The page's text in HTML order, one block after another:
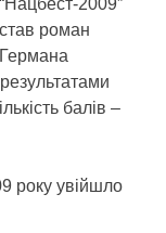
“Нацбест-2009”
став роман
Германа
балів –
року увійшло